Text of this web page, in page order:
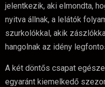
jelentkezik, aki elmondta,
nyitva állnak, a lelátók
szurkolókkal, akik
hangolnak az idény
A két döntős csapat
egyaránt kiemelkedő